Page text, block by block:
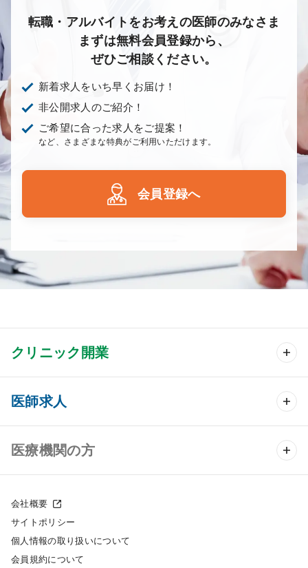
転職・アルバイトをお考えの医師のみなさま
まずは無料会員登録から、
ぜひご相談ください。
新着求人をいち早くお届け！
非公開求人のご紹介！
ご希望に合った求人をご提案！
など、さまざまな特典がご利用いただけます。
会員登録へ
クリニック開業
クリニック開業 TOP
クリニック物件検索
クリニックの開業スタイル
クリニック開業までの流れ
医師求人
医師求人 TOP
常勤求人検索
非常勤求人検索
スポット求人検索
医療機関の方
採用をお考えの医療機関の方
会社概要
サイトポリシー
個人情報の取り扱いについて
会員規約について